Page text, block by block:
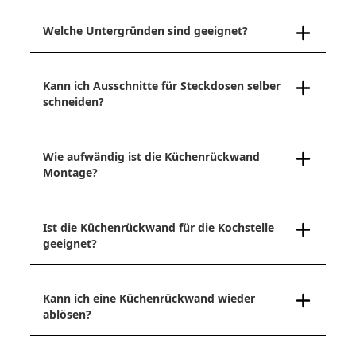
Welche Untergründen sind geeignet?
Kann ich Ausschnitte für Steckdosen selber
schneiden?
Wie aufwändig ist die Küchenrückwand
Montage?
Ist die Küchenrückwand für die Kochstelle
geeignet?
Kann ich eine Küchenrückwand wieder
ablösen?